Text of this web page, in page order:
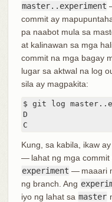
master..experiment
commit ay
pa naabot mula sa
at kalinawan sa mga
commit na mga bagay
lugar sa aktwal na log
sila ay magpakita:
$ git log
D
C
Kung, sa kabila, ikaw
— lahat ng mga commit
experiment — maaari
ng branch. Ang
iyo ng lahat sa master